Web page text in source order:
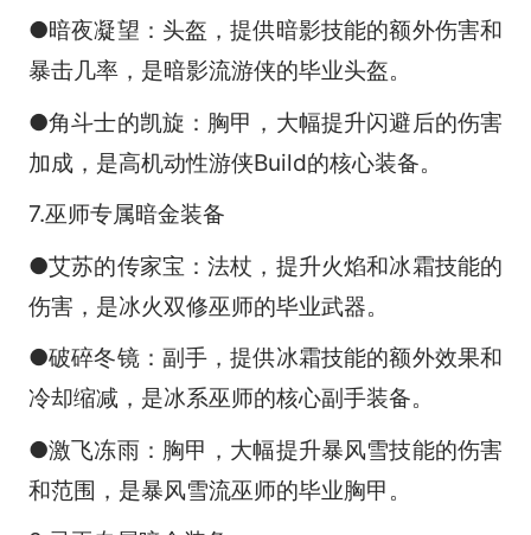
●暗夜凝望：头盔，提供暗影技能的额外伤害和
暴击几率，是暗影流游侠的毕业头盔。
●角斗士的凯旋：胸甲，大幅提升闪避后的伤害
加成，是高机动性游侠Build的核心装备。
7.巫师专属暗金装备
●艾苏的传家宝：法杖，提升火焰和冰霜技能的
伤害，是冰火双修巫师的毕业武器。
●破碎冬镜：副手，提供冰霜技能的额外效果和
冷却缩减，是冰系巫师的核心副手装备。
●激飞冻雨：胸甲，大幅提升暴风雪技能的伤害
和范围，是暴风雪流巫师的毕业胸甲。